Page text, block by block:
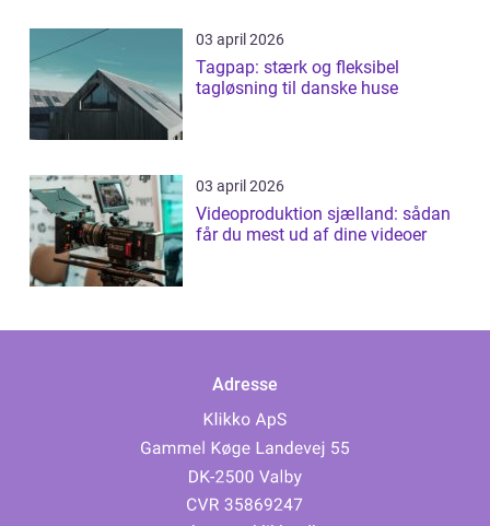
03 april 2026
Tagpap: stærk og fleksibel
tagløsning til danske huse
03 april 2026
Videoproduktion sjælland: sådan
får du mest ud af dine videoer
Adresse